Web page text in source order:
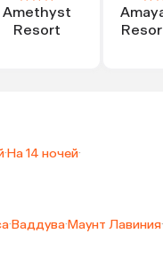
Amethyst
Resort
·На 14 ночей·
·Ваддува·Маунт Лавиния·